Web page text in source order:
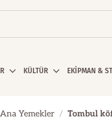
KÜLTÜR EKİPMAN &
Yemekler Tombul